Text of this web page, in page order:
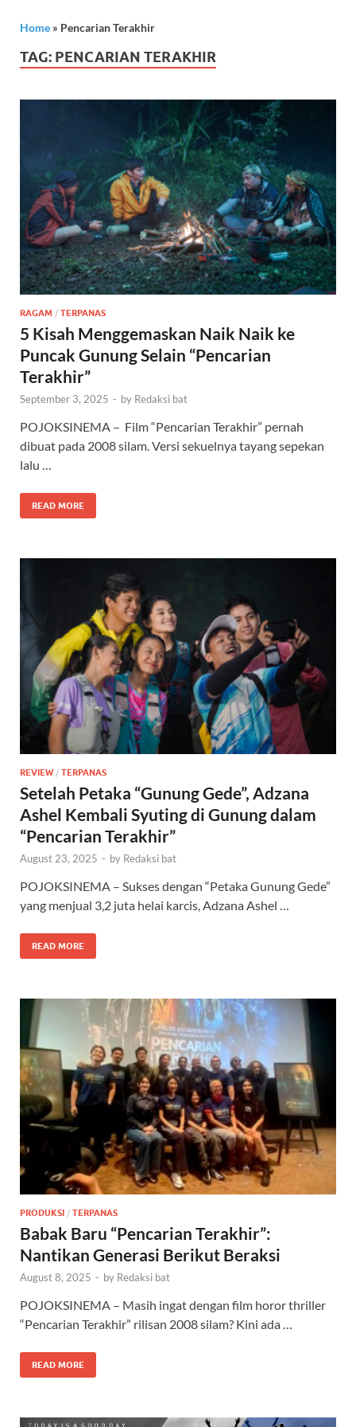
Home » Pencarian Terakhir
TAG: PENCARIAN TERAKHIR
RAGAM / TERPANAS
5 Kisah Menggemaskan Naik Naik ke
Puncak Gunung Selain “Pencarian
Terakhir”
September 3, 2025 - by Redaksi bat
POJOKSINEMA – Film “Pencarian Terakhir” pernah
dibuat pada 2008 silam. Versi sekuelnya tayang sepekan
lalu …
READ MORE
REVIEW / TERPANAS
Setelah Petaka “Gunung Gede”, Adzana
Ashel Kembali Syuting di Gunung dalam
“Pencarian Terakhir”
August 23, 2025 - by Redaksi bat
POJOKSINEMA – Sukses dengan “Petaka Gunung Gede”
yang menjual 3,2 juta helai karcis, Adzana Ashel …
READ MORE
PRODUKSI / TERPANAS
Babak Baru “Pencarian Terakhir”:
Nantikan Generasi Berikut Beraksi
August 8, 2025 - by Redaksi bat
POJOKSINEMA – Masih ingat dengan film horor thriller
“Pencarian Terakhir” rilisan 2008 silam? Kini ada …
READ MORE